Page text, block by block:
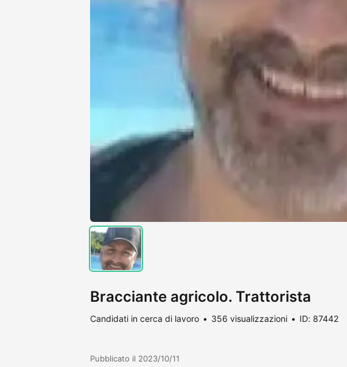
Bracciante agricolo. Trattorista
Candidati in cerca di lavoro 356 visualizzazioni ID: 87442
Pubblicato il 2023/10/11